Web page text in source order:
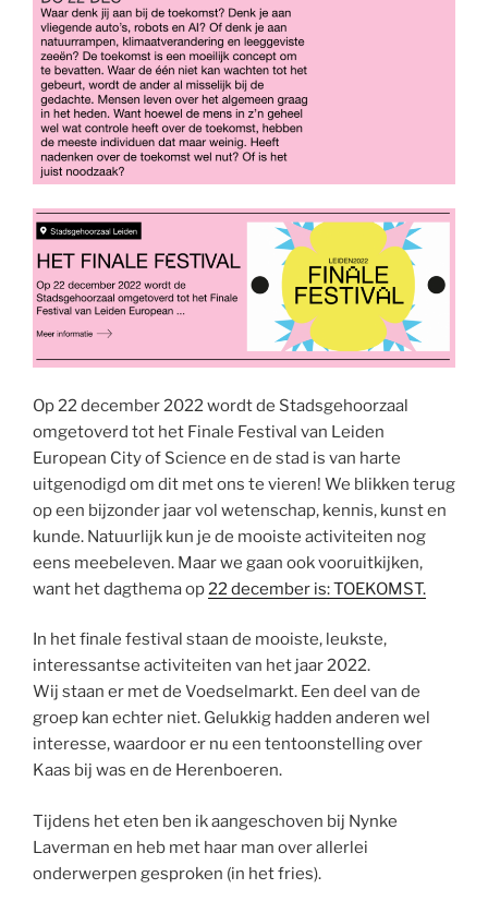
Op 22 december 2022 wordt de Stadsgehoorzaal
omgetoverd tot het Finale Festival van Leiden
European City of Science en de stad is van harte
uitgenodigd om dit met ons te vieren! We blikken terug
op een bijzonder jaar vol wetenschap, kennis, kunst en
kunde. Natuurlijk kun je de mooiste activiteiten nog
eens meebeleven. Maar we gaan ook vooruitkijken,
want het dagthema op 22 december is: TOEKOMST.
In het finale festival staan de mooiste, leukste,
interessantse activiteiten van het jaar 2022.
Wij staan er met de Voedselmarkt. Een deel van de
groep kan echter niet. Gelukkig hadden anderen wel
interesse, waardoor er nu een tentoonstelling over
Kaas bij was en de Herenboeren.
Tijdens het eten ben ik aangeschoven bij Nynke
Laverman en heb met haar man over allerlei
onderwerpen gesproken (in het fries).